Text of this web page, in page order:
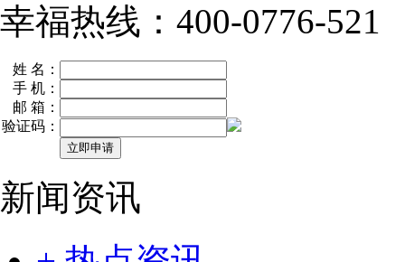
幸福热线：400-0776-521
姓 名：
手 机：
邮 箱：
验证码：
新闻资讯